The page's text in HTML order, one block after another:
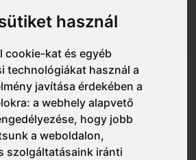
használ
cookie-kat és egyéb
technológiákat használ a
javítása érdekében a
a webhely alapvető
, hogy jobb
a weboldalon,
szolgáltatásaink iránti
Egyszerű nézet
KX3 téli nadrág